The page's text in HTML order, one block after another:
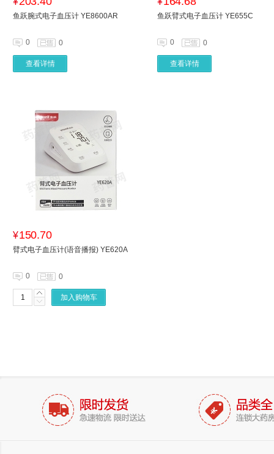
鱼跃腕式电子血压计 YE8600AR
0 0
查看详情
鱼跃臂式电子血压计 YE655C
0 0
查看详情
¥150.70
臂式电子血压计(语音播报) YE620A
0 0
加入购物车